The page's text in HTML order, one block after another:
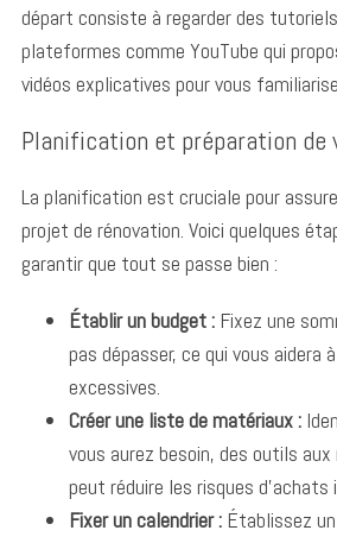
départ consiste à regarder des
plateformes comme YouTube qui
vidéos explicatives pour vous
Planification et préparation de
La planification est cruciale pour
projet de rénovation. Voici quelques
garantir que tout se passe bien :
Établir un budget :Fixez une
pas dépasser, ce qui vous aidera
excessives.
Créer une liste de matériaux :
vous aurez besoin, des outils
peut réduire les risques d’achats
Fixer un calendrier :Établissez un